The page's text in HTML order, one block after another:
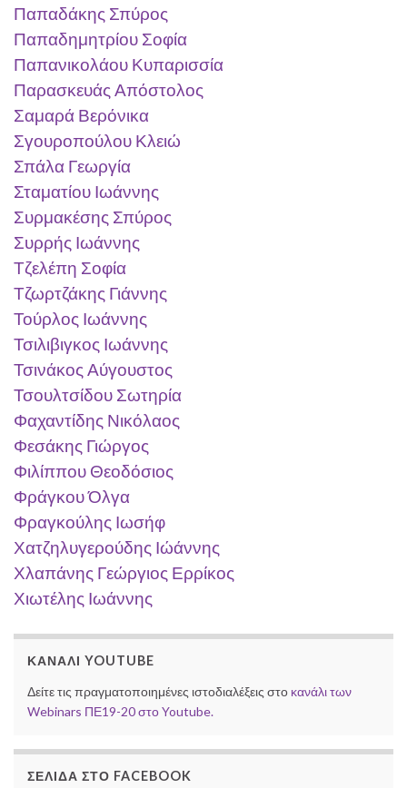
Παπαδάκης Σπύρος
Παπαδημητρίου Σοφία
Παπανικολάου Κυπαρισσία
Παρασκευάς Απόστολος
Σαμαρά Βερόνικα
Σγουροπούλου Κλειώ
Σπάλα Γεωργία
Σταματίου Ιωάννης
Συρμακέσης Σπύρος
Συρρής Ιωάννης
Τζελέπη Σοφία
Τζωρτζάκης Γιάννης
Τούρλος Ιωάννης
Τσιλιβιγκος Ιωάννης
Τσινάκος Αύγουστος
Τσουλτσίδου Σωτηρία
Φαχαντίδης Νικόλαος
Φεσάκης Γιώργος
Φιλίππου Θεοδόσιος
Φράγκου Όλγα
Φραγκούλης Ιωσήφ
Χατζηλυγερούδης Ιώάννης
Χλαπάνης Γεώργιος Ερρίκος
Χιωτέλης Ιωάννης
ΚΑΝΆΛΙ YOUTUBE
Δείτε τις πραγματοποιημένες ιστοδιαλέξεις στο κανάλι των
Webinars ΠΕ19-20 στο Youtube.
ΣΕΛΊΔΑ ΣΤΟ FACEBOOK